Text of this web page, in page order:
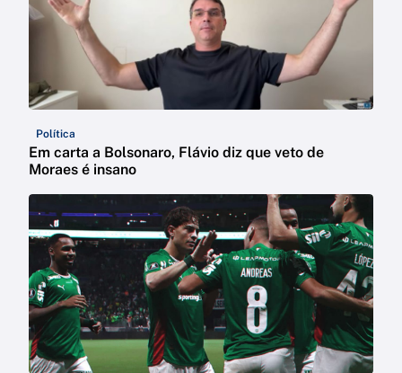
Política
Em carta a Bolsonaro, Flávio diz que veto de
Moraes é insano